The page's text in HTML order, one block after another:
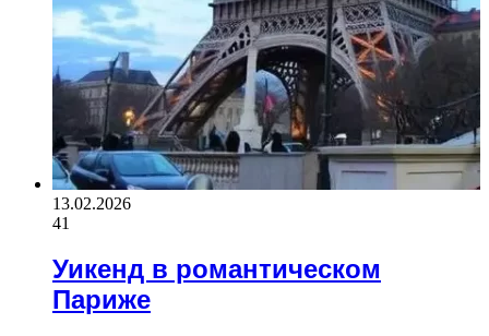
13.02.2026
41
Уикенд в романтическом
Париже